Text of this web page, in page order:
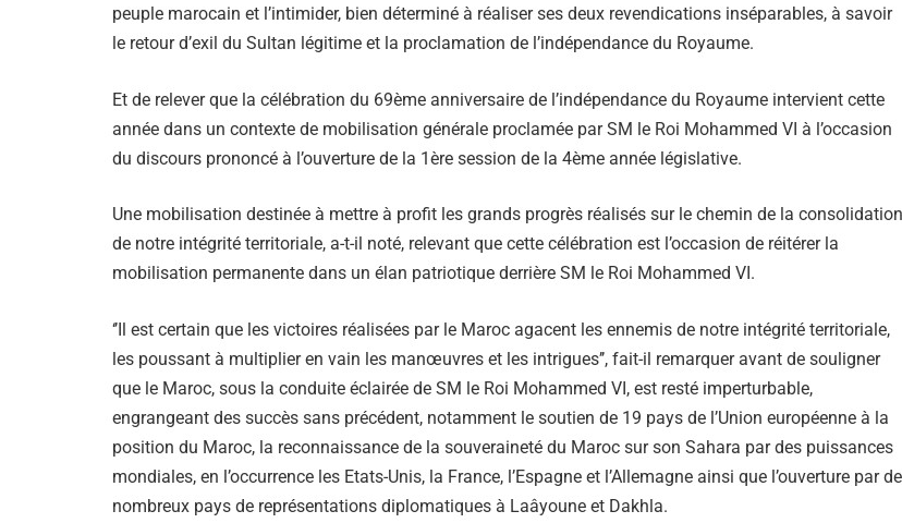
peuple marocain et l’intimider, bien déterminé à réaliser ses deux revendications inséparables, à savoir
le retour d’exil du Sultan légitime et la proclamation de l’indépendance du Royaume.
Et de relever que la célébration du 69ème anniversaire de l’indépendance du Royaume intervient cette
année dans un contexte de mobilisation générale proclamée par SM le Roi Mohammed VI à l’occasion
du discours prononcé à l’ouverture de la 1ère session de la 4ème année législative.
Une mobilisation destinée à mettre à profit les grands progrès réalisés sur le chemin de la consolidation
de notre intégrité territoriale, a-t-il noté, relevant que cette célébration est l’occasion de réitérer la
mobilisation permanente dans un élan patriotique derrière SM le Roi Mohammed VI.
‘’Il est certain que les victoires réalisées par le Maroc agacent les ennemis de notre intégrité territoriale,
les poussant à multiplier en vain les manœuvres et les intrigues’’, fait-il remarquer avant de souligner
que le Maroc, sous la conduite éclairée de SM le Roi Mohammed VI, est resté imperturbable,
engrangeant des succès sans précédent, notamment le soutien de 19 pays de l’Union européenne à la
position du Maroc, la reconnaissance de la souveraineté du Maroc sur son Sahara par des puissances
mondiales, en l’occurrence les Etats-Unis, la France, l’Espagne et l’Allemagne ainsi que l’ouverture par de
nombreux pays de représentations diplomatiques à Laâyoune et Dakhla.